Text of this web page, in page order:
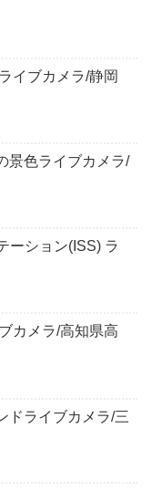
イブカメラ/静岡
景色ライブカメラ/
ーション(ISS) ラ
カメラ/高知県高
ドライブカメラ/三